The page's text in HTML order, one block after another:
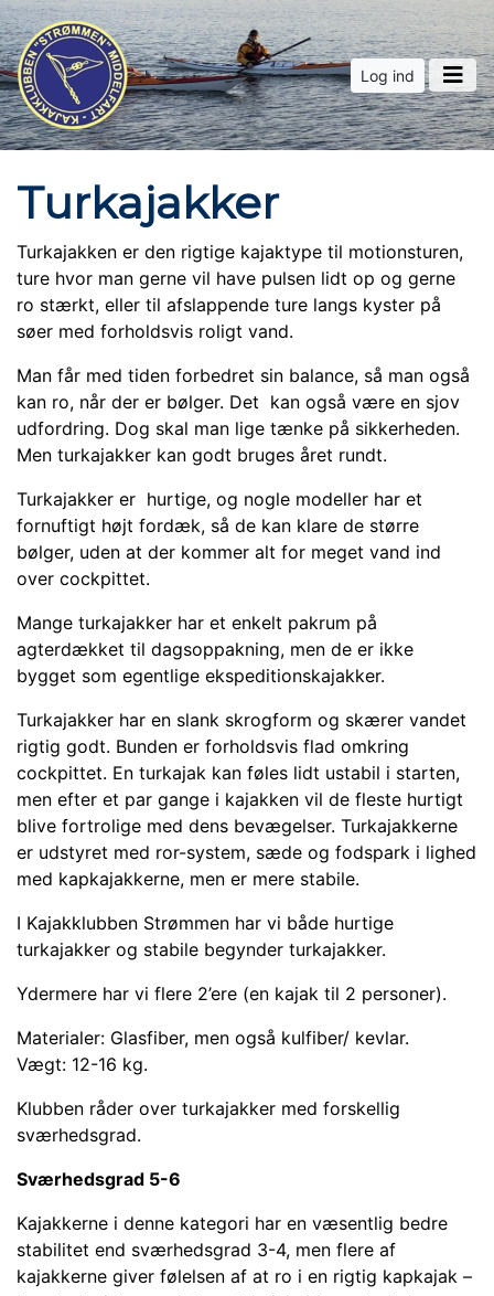
Log ind
Turkajakker
Turkajakken er den rigtige kajaktype til motionsturen,
ture hvor man gerne vil have pulsen lidt op og gerne
ro stærkt, eller til afslappende ture langs kyster på
søer med forholdsvis roligt vand.
Man får med tiden forbedret sin balance, så man også
kan ro, når der er bølger. Det kan også være en sjov
udfordring. Dog skal man lige tænke på sikkerheden.
Men turkajakker kan godt bruges året rundt.
Turkajakker er hurtige, og nogle modeller har et
fornuftigt højt fordæk, så de kan klare de større
bølger, uden at der kommer alt for meget vand ind
over cockpittet.
Mange turkajakker har et enkelt pakrum på
agterdækket til dagsoppakning, men de er ikke
bygget som egentlige ekspeditionskajakker.
Turkajakker har en slank skrogform og skærer vandet
rigtig godt. Bunden er forholdsvis flad omkring
cockpittet. En turkajak kan føles lidt ustabil i starten,
men efter et par gange i kajakken vil de fleste hurtigt
blive fortrolige med dens bevægelser. Turkajakkerne
er udstyret med ror-system, sæde og fodspark i lighed
med kapkajakkerne, men er mere stabile.
I Kajakklubben Strømmen har vi både hurtige
turkajakker og stabile begynder turkajakker.
Ydermere har vi flere 2’ere (en kajak til 2 personer).
Materialer: Glasfiber, men også kulfiber/ kevlar.
Vægt: 12-16 kg.
Klubben råder over turkajakker med forskellig
sværhedsgrad.
Sværhedsgrad 5-6
Kajakkerne i denne kategori har en væsentlig bedre
stabilitet end sværhedsgrad 3-4, men flere af
kajakkerne giver følelsen af at ro i en rigtig kapkajak –